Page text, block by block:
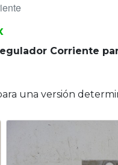
Corriente
una versión